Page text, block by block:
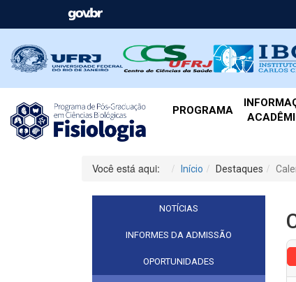
PROGRAMA
Você está aqui: Início Destaques
NOTÍCIAS
INFORMES DA ADMISSÃO
OPORTUNIDADES